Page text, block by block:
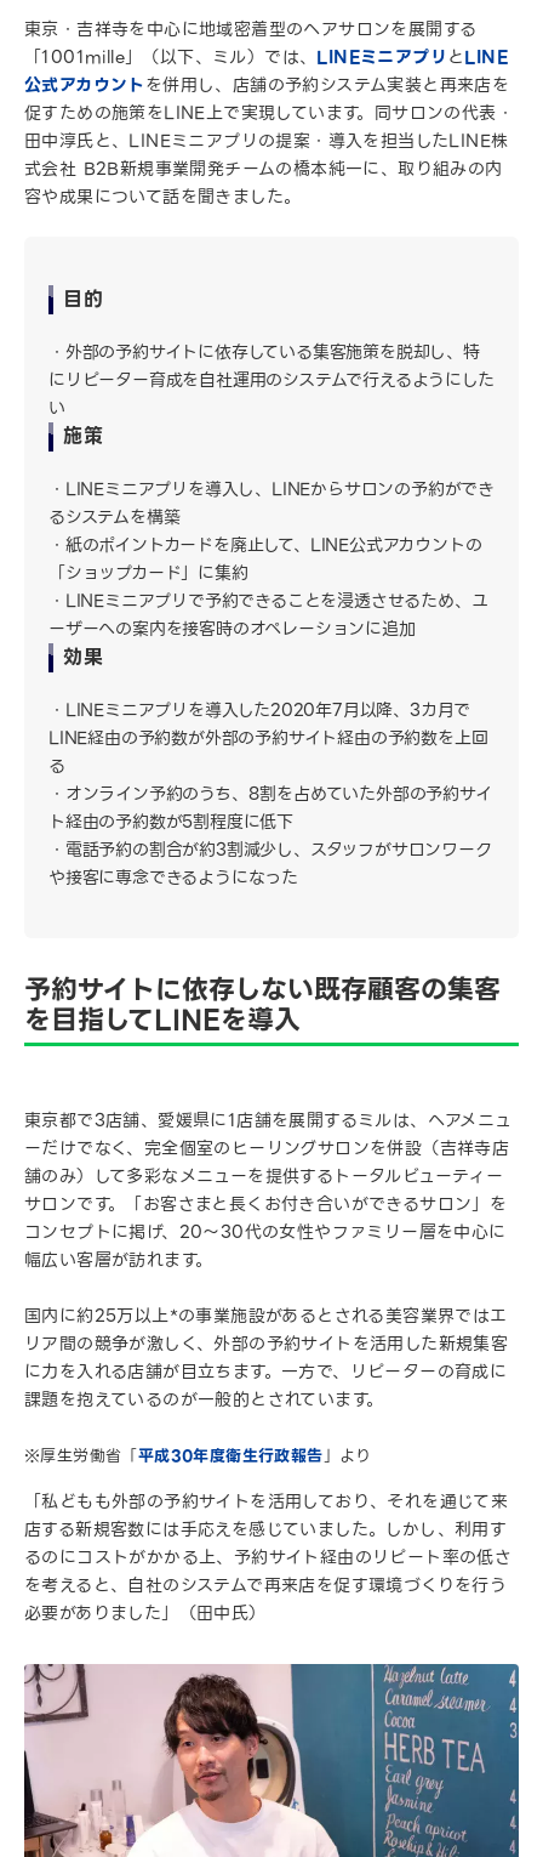
東京・吉祥寺を中心に地域密着型のヘアサロンを展開する
「1001mille」（以下、ミル）では、 LINEミニアプリとLINE
公式アカウントを併用し、店舗の予約システム実装と再来店を
促すための施策をLINE上で実現しています。同サロンの代表・
田中淳氏と、LINEミニアプリの提案・導入を担当したLINE株
式会社 B2B新規事業開発チームの橋本純一に、取り組みの内
容や成果について話を聞きました。
目的
外部の予約サイトに依存している集客施策を脱却し、特
にリピーター育成を自社運用のシステムで行えるようにした
い
施策
LINEミニアプリを導入し、LINEからサロンの予約ができ
るシステムを構築
紙のポイントカードを廃止して、LINE公式アカウントの
「ショップカード」に集約
LINEミニアプリで予約できることを浸透させるため、ユ
ーザーへの案内を接客時のオペレーションに追加
効果
LINEミニアプリを導入した2020年7月以降、3カ月で
LINE経由の予約数が外部の予約サイト経由の予約数を上回
る
オンライン予約のうち、8割を占めていた外部の予約サイ
ト経由の予約数が5割程度に低下
電話予約の割合が約3割減少し、スタッフがサロンワーク
や接客に専念できるようになった
予約サイトに依存しない既存顧客の集客
を目指してLINEを導入
東京都で3店舗、愛媛県に1店舗を展開するミルは、ヘアメニュ
ーだけでなく、完全個室のヒーリングサロンを併設（吉祥寺店
舗のみ）して多彩なメニューを提供するトータルビューティー
サロンです。「お客さまと長くお付き合いができるサロン」を
コンセプトに掲げ、20〜30代の女性やファミリー層を中心に
幅広い客層が訪れます。
国内に約25万以上*の事業施設があるとされる美容業界ではエ
リア間の競争が激しく、外部の予約サイトを活用した新規集客
に力を入れる店舗が目立ちます。一方で、リピーターの育成に
課題を抱えているのが一般的とされています。
※厚生労働省「平成30年度衛生行政報告」より
「私どもも外部の予約サイトを活用しており、それを通じて来
店する新規客数には手応えを感じていました。しかし、利用す
るのにコストがかかる上、予約サイト経由のリピート率の低さ
を考えると、自社のシステムで再来店を促す環境づくりを行う
必要がありました」（田中氏）